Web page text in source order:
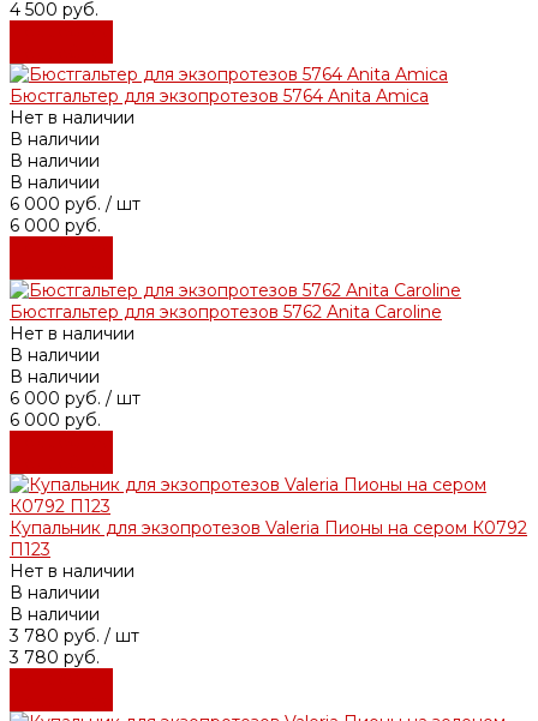
4 500 руб.
Бюстгальтер для экзопротезов 5764 Anita Amica
Нет в наличии
В наличии
В наличии
В наличии
6 000 руб. / шт
6 000 руб.
Бюстгальтер для экзопротезов 5762 Anita Caroline
Нет в наличии
В наличии
В наличии
6 000 руб. / шт
6 000 руб.
Купальник для экзопротезов Valeria Пионы на сером К0792
П123
Нет в наличии
В наличии
В наличии
3 780 руб. / шт
3 780 руб.